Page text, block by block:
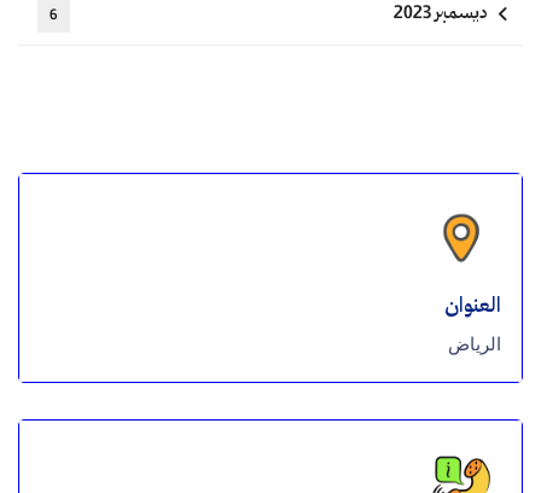
ديسمبر 2023 6
العنوان
الرياض